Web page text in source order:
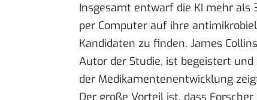
Insgesamt entwarf die KI mehr als
per Computer auf ihre
Kandidaten zu finden. James
Autor der Studie, ist begeistert und
der Medikamentenentwicklung